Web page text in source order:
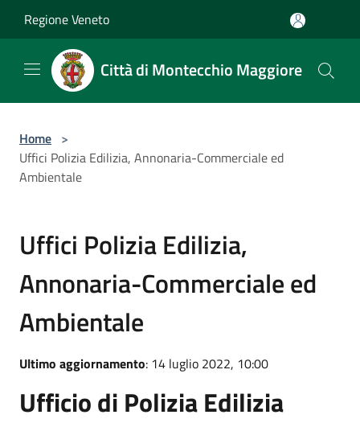
Regione Veneto
Città di Montecchio Maggiore
Home >
Uffici Polizia Edilizia, Annonaria-Commerciale ed
Ambientale
Uffici Polizia Edilizia,
Annonaria-Commerciale ed
Ambientale
Ultimo aggiornamento: 14 luglio 2022, 10:00
Ufficio di Polizia Edilizia